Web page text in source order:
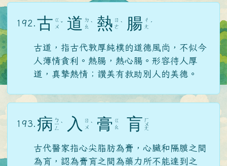
192. 古 ㄍ
ㄨ ˇ 道 ㄉ
ㄠ ˋ 熱 ㄖ
ㄜ ˋ 腸 ㄔ
ㄤ ˊ
古道，指古代敦厚純樸的道德風尚，不似今
人薄情貪利。熱腸，熱心腸。形容待人厚
道，真摯熱情；讚美有救助別人的美德。
193. 病 ㄅ
ㄧ
ㄥ
ˋ 入
ㄖ
ㄨ ˋ 膏 ㄍ
ㄠ
肓 ㄏ
ㄨ
ㄤ
古代醫家指心尖脂肪為膏，心臟和隔膜之間
為肓，認為膏肓之間為藥力所不能達到之